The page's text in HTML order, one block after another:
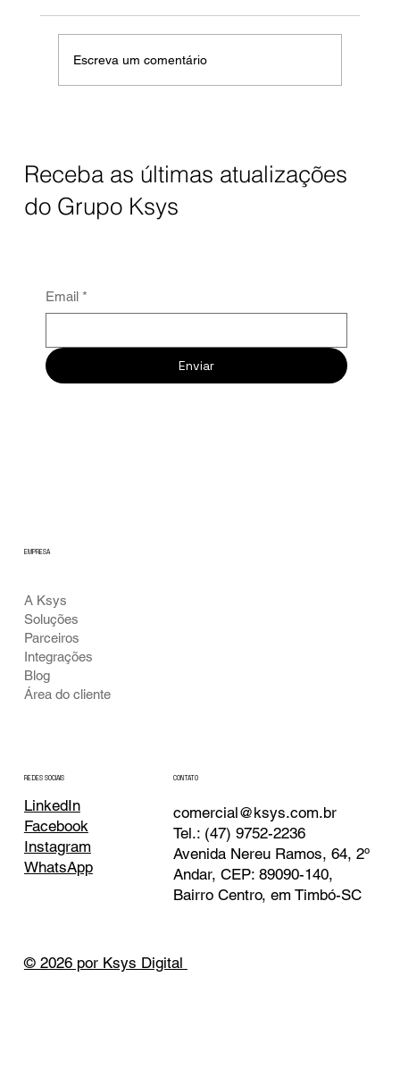
2 (custo: R$ 8k/mês). Aqui está o problema: não
é quantidade de gente. É processo quebrado.
Escreva um comentário
Receba as últimas atualizações
do Grupo Ksys
Email *
Enviar
A Ksys
Soluções
Parceiros
Integrações
Blog
Área do cliente
EMPRESA
REDES SOCIAIS
LinkedIn
Facebook
Instagram
WhatsApp
CONTATO
comercial@ksys.com.br
Tel.: (47) 9752-2236
Avenida Nereu Ramos, 64, 2º
Andar, CEP: 89090-140,
Bairro Centro, em Timbó-SC
© 2026 por Ksys Digital